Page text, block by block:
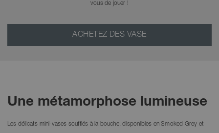
vous de jouer !
ACHETEZ DES VASE
Une métamorphose lumineuse
Les délicats mini-vases soufflés à la bouche, disponibles en Smoked Grey et